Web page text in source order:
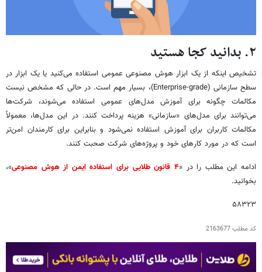
۲. بدانید کجا هستید
تشخیص اینکه از یک ابزار هوش مصنوعی عمومی استفاده می‌کنید یا یک ابزار در
سطح سازمانی (Enterprise-grade)، بسیار مهم است. در حالی که مشخص نیست
مکالمات چگونه برای آموزش مدل‌های عمومی استفاده می‌شوند، شرکت‌ها
می‌توانند برای مدل‌های «سازمانی» هزینه پرداخت کنند. در این مدل‌ها، معمولاً
مکالمات کاربران برای آموزش استفاده نمی‌شود و بنابراین برای کارمندان امن‌تر
است که در مورد کارهای خود و پروژه‌های شرکت صحبت کنند.
ادامه این مطلب را در «۴ قانون طلایی برای استفاده ایمن از هوش مصنوعی
»،
بخوانید.
۵۸۳۲۳
کد مطلب2163677